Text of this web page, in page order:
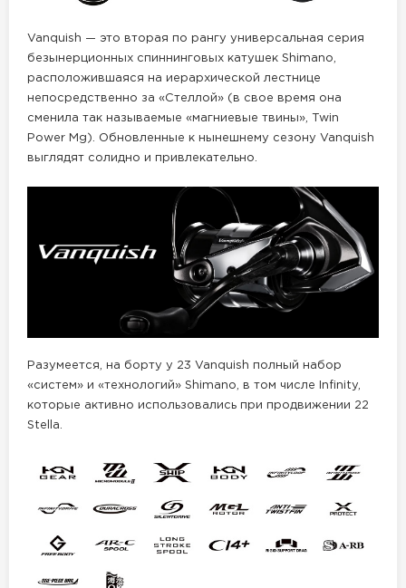
Vanquish — это вторая по рангу универсальная серия
безынерционных спиннинговых катушек Shimano,
расположившаяся на иерархической лестнице
непосредственно за «Стеллой» (в свое время она
сменила так называемые «магниевые твины», Twin
Power Mg). Обновленные к нынешнему сезону Vanquish
выглядят солидно и привлекательно.
Разумеется, на борту у 23 Vanquish полный набор
«систем» и «технологий» Shimano, в том числе Infinity,
которые активно использовались при продвижении 22
Stella.